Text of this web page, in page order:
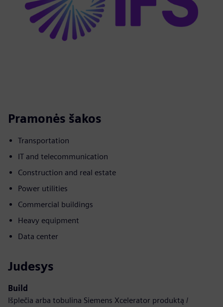
Pramonės šakos
Transportation
IT and telecommunication
Construction and real estate
Power utilities
Commercial buildings
Heavy equipment
Data center
Judesys
Build
Išplečia arba tobulina Siemens Xcelerator produktą /